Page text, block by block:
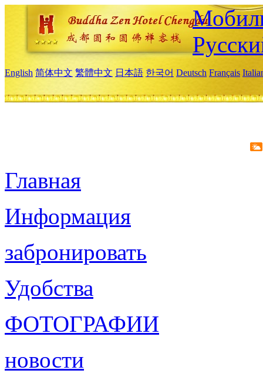
English 简体中文 繁體中文 日本語 한국어 Deutsch Français
Главная
Информация
забронировать
Удобства
ФОТОГРАФИИ
новости